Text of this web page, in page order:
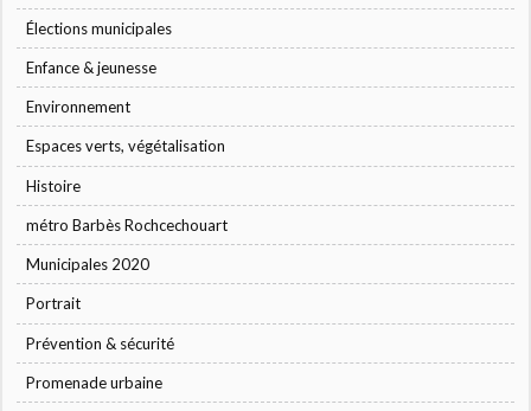
Élections municipales
Enfance & jeunesse
Environnement
Espaces verts, végétalisation
Histoire
métro Barbès Rochcechouart
Municipales 2020
Portrait
Prévention & sécurité
Promenade urbaine